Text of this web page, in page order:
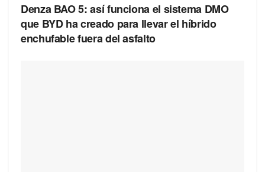
Denza BAO 5: así funciona el sistema DMO
que BYD ha creado para llevar el híbrido
enchufable fuera del asfalto